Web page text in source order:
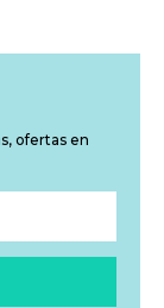
ofertas en